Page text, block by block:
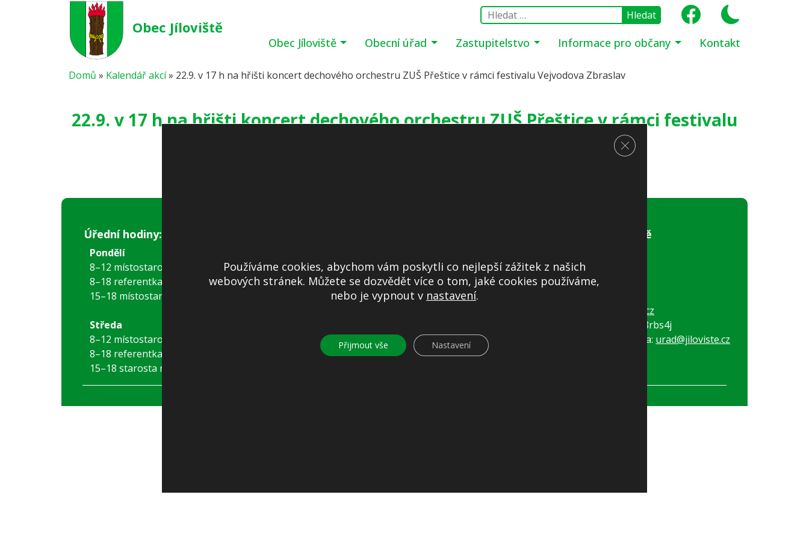
Obec Jíloviště
Obec Jíloviště Obecní úřad Zastupitelstvo Informace pro občany Kontakt
Domů » Kalendář akcí» 22.9. v 17 h na hřišti koncert dechového orchestru ZUŠ Přeštice v rámci festivalu Vejvodova Zbraslav
22.9. v 17 h na hřišti koncert dechového orchestru ZUŠ Přeštice v rámci festivalu
Úřední hodiny:
Pondělí
8–12 místostarostka
8–18 referentka
15–18 místostarostka
Středa
8–12 místostarostka
8–18 referentka
15–18 starosta nebo místostarostka
Mapa stránek
Ochrana osobních údajů
Nastavení cookies
Obecní úřad Jíloviště
252 02, Jíloviště
Tel:+420 257 730 274
obec@jiloviste.cz
ID datové schránky: e8rbs4j
Elektronická podatelna: urad@jiloviste.cz
Používáme cookies, abychom vám poskytli co nejlepší zážitek z našich
webových stránek. Můžete se dozvědět více o tom, jaké cookies používáme,
nebo je vypnout v nastavení.
Přijmout vše Nastavení
Zavřít cookie lištu GDPR